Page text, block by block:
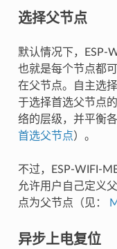
选择父节点
默认情况下，ESP-
也就是每个节点都
在父节点。自主选
于选择首选父节点
络的层级，并平衡
首选父节点 ）。
不过，ESP-WIFI-
允许用户自己定义
点为父节点（见：
异步上电复位